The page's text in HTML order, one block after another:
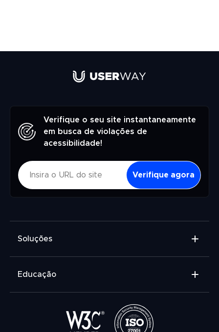
Verifique o seu site instantaneamente
em busca de violações de
acessibilidade!
Verifique agora
Soluções
Verificador de Acessibilidade
Educação
O que é acessibilidade digital?